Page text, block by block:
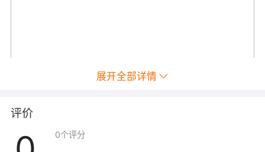
展开全部详情
评价
0个评分